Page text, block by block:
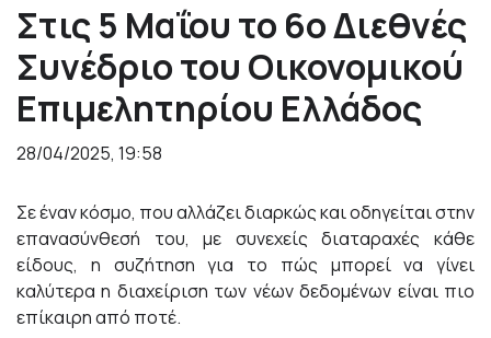
Στις 5 Μαΐου το 6ο Διεθνές
Συνέδριο του Οικονομικού
Επιμελητηρίου Ελλάδος
28/04/2025, 19:58
Σε έναν κόσμο, που αλλάζει διαρκώς και οδηγείται στην
επανασύνθεσή του, με συνεχείς διαταραχές κάθε
είδους, η συζήτηση για το πώς μπορεί να γίνει
καλύτερα η διαχείριση των νέων δεδομένων είναι πιο
επίκαιρη από ποτέ.